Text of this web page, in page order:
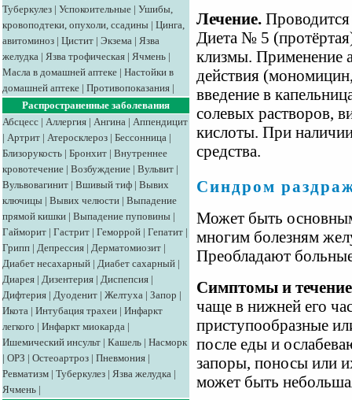
Туберкулез | Успокоительные | Ушибы,
кровоподтеки, опухоли, ссадины | Цинга,
авитоминоз | Цистит | Экзема | Язва
желудка | Язва трофическая | Ячмень |
Масла в домашней аптеке | Настойки в
домашней аптеке | Противопоказания |
Распространенные заболевания
Абсцесс | Аллергия | Ангина | Аппендицит
| Артрит | Атеросклероз | Бессонница |
Близорукость | Бронхит | Внутреннее
кровотечение | Возбуждение | Вульвит |
Вульвовагинит | Вшивый тиф | Вывих
ключицы | Вывих челюсти | Выпадение
прямой кишки | Выпадение пуповины |
Гайморит | Гастрит | Геморрой | Гепатит |
Грипп | Депрессия | Дерматомиозит |
Диабет несахарный | Диабет сахарный |
Диарея | Дизентерия | Диспепсия |
Дифтерия | Дуоденит | Желтуха | Запор |
Икота | Интубация трахеи | Инфаркт
легкого | Инфаркт миокарда |
Ишемический инсульт | Кашель | Насморк
| ОРЗ | Остеоартроз | Пневмония |
Ревматизм | Туберкулез | Язва желудка |
Ячмень |
Лечение. Проводится
Диета № 5
клизмы. Применение
действия
введение в
солевых растворов,
кислоты. При
средства.
Синдром
Может быть
многим болезням
Преобладают
Симптомы и
чаще в нижней его
приступообразные
после еды и
запоры, поносы или
может быть